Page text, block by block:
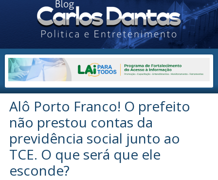
Alô Porto Franco! O prefeito
não prestou contas da
previdência social junto ao
TCE. O que será que ele
esconde?